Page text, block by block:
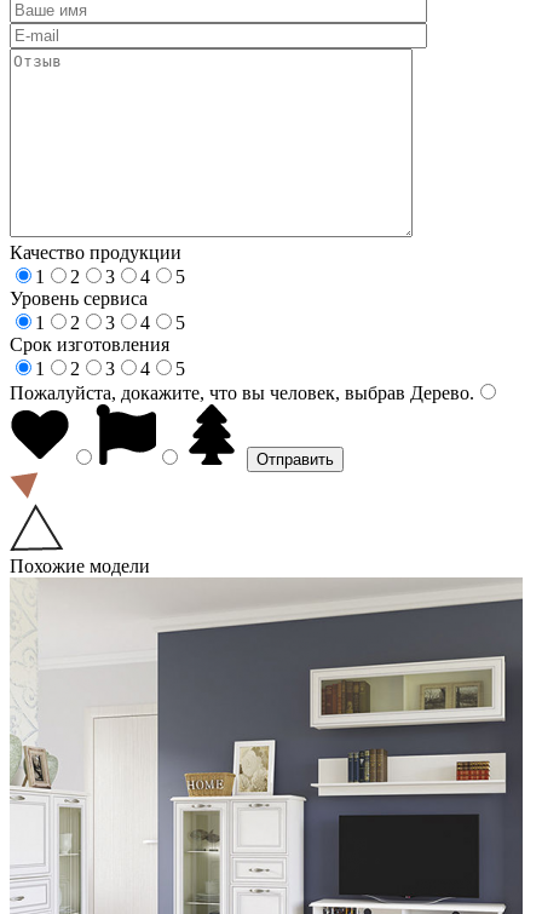
Качество продукции
1
2 3 4
5
Уровень сервиса
1
2 3 4
5
Срок изготовления
1
2 3 4
5
Пожалуйста, докажите, что вы человек, выбрав Дерево.
Похожие модели